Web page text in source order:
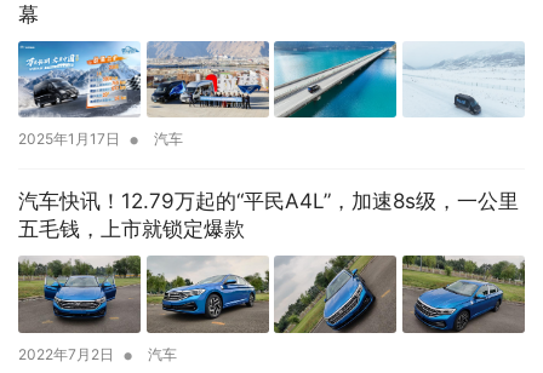
幕
2025年1月17日 • 汽车
汽车快讯！12.79万起的“平民A4L”，加速8s级，一公里
五毛钱，上市就锁定爆款
2022年7月2日 • 汽车